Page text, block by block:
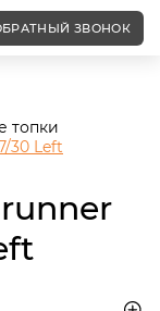
follow"/>
ЗВОНОК
топки
30 Left